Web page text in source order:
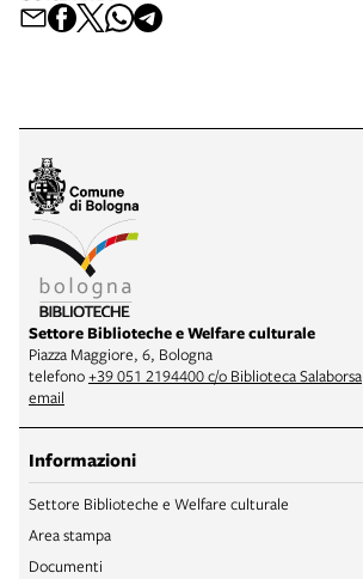
Settore Biblioteche e Welfare culturale
Piazza Maggiore, 6, Bologna
telefono+39 051 2194400 c/o Biblioteca Salaborsa
email
Informazioni
Settore Biblioteche e Welfare culturale
Area stampa
Documenti